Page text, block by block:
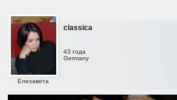
classica
Елизавета
43 года
Germany